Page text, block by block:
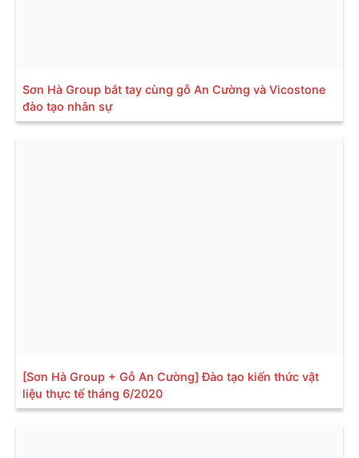
Sơn Hà Group bắt tay cùng gỗ An Cường và Vicostone
đào tạo nhân sự
[Sơn Hà Group + Gỗ An Cường] Đào tạo kiến thức vật
liệu thực tế tháng 6/2020